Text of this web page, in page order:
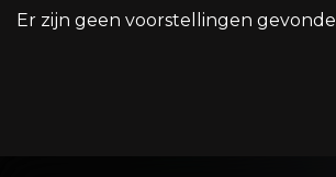
Er zijn geen voorstellingen